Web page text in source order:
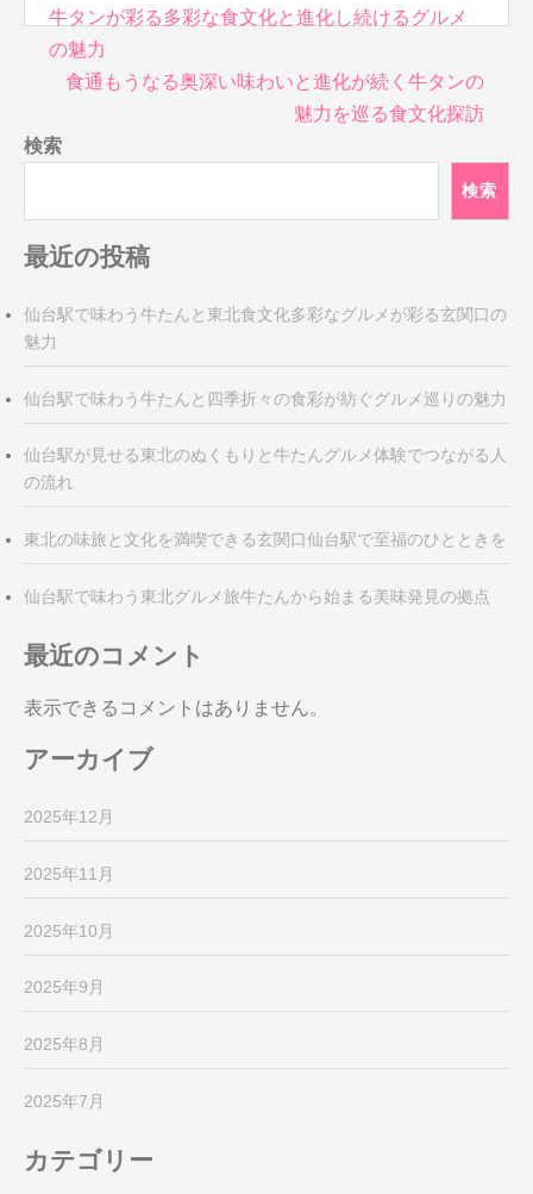
投
稿
ナ
ゲ
ー
ョ
ン
牛タンが彩る多彩な食文化と進化し続けるグルメ
の魅力
食通もうなる奥深い味わいと進化が続く牛タンの
魅力を巡る食文化探訪
検索
検索
最近の投稿
仙台駅で味わう牛たんと東北食文化多彩なグルメが彩る玄関口の
魅力
仙台駅で味わう牛たんと四季折々の食彩が紡ぐグルメ巡りの魅力
仙台駅が見せる東北のぬくもりと牛たんグルメ体験でつながる人
の流れ
東北の味旅と文化を満喫できる玄関口仙台駅で至福のひとときを
仙台駅で味わう東北グルメ旅牛たんから始まる美味発見の拠点
最近のコメント
表示できるコメントはありません。
アーカイブ
2025年12月
2025年11月
2025年10月
2025年9月
2025年8月
2025年7月
カテゴリー